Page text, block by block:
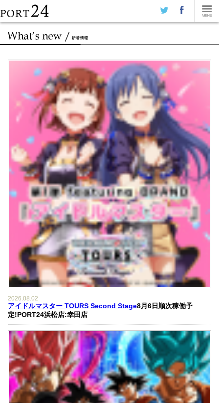
2026.08.02
アイドルマスター TOURS Second Stage8月6日順次稼働予
定!PORT24浜松店:幸田店